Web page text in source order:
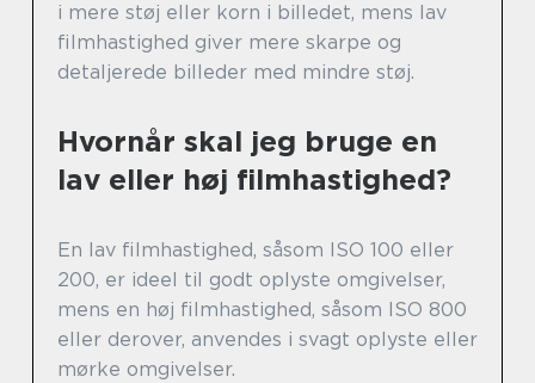
i mere støj eller korn i billedet, mens lav
filmhastighed giver mere skarpe og
detaljerede billeder med mindre støj.
Hvornår skal jeg bruge en
lav eller høj filmhastighed?
En lav filmhastighed, såsom ISO 100 eller
200, er ideel til godt oplyste omgivelser,
mens en høj filmhastighed, såsom ISO 800
eller derover, anvendes i svagt oplyste eller
mørke omgivelser.